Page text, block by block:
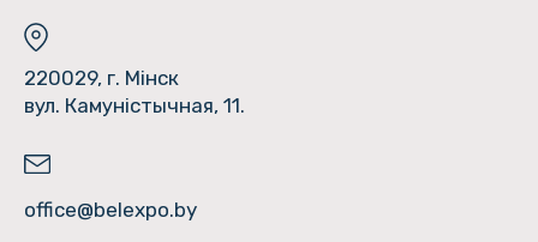
220029, г. Мінск
вул. Камуністычная, 11.
office@belexpo.by